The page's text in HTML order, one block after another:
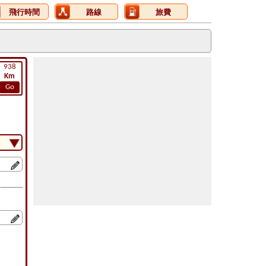
飛行時間 路線 旅費
938
Km
Go